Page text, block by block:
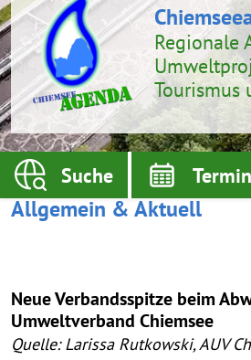
Regionale
Tourismus
Suche
Allgemein & Aktuell
Neue Verbandsspitze beim
Umweltverband Chiemsee
Quelle: Larissa Rutkowski, AUV